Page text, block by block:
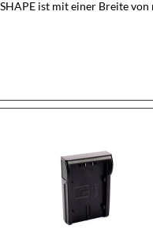
ist mit einer Breite